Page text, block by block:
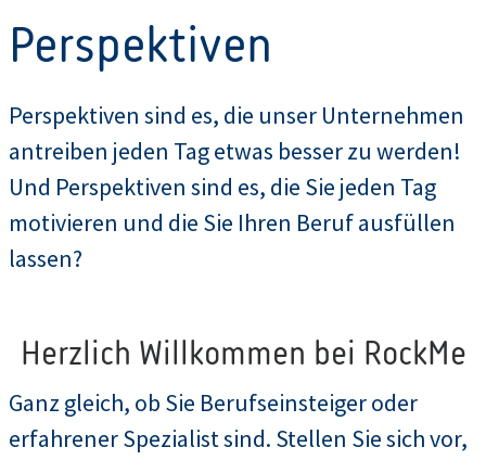
Perspektiven
Perspektiven sind es, die unser Unternehmen
antreiben jeden Tag etwas besser zu werden!
Und Perspektiven sind es, die Sie jeden Tag
motivieren und die Sie Ihren Beruf ausfüllen
lassen?
Herzlich Willkommen bei RockMe
Ganz gleich, ob Sie Berufseinsteiger oder
erfahrener Spezialist sind. Stellen Sie sich vor,